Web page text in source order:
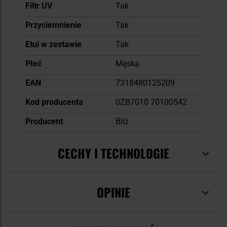
Filtr UV
Tak
Przyciemnienie
Tak
Etui w zestawie
Tak
Płeć
Męska
EAN
7318480125209
Kod producenta
0ZB7010 70100542
Producent
Bliz
CECHY I TECHNOLOGIE
OPINIE